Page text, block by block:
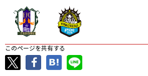
このページを共有する